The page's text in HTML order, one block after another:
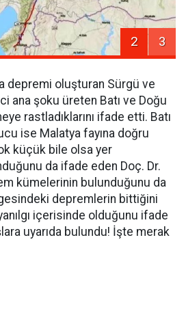
2 3
depremi oluşturan Sürgü ve
ana şoku üreten Batı ve Doğu
rastladıklarını ifade etti. Batı
ise Malatya fayına doğru
küçük bile olsa yer
da ifade eden Doç. Dr.
kümelerinin bulunduğunu da
depremlerin bittiğini
içerisinde olduğunu ifade
uyarıda bulundu! İşte merak